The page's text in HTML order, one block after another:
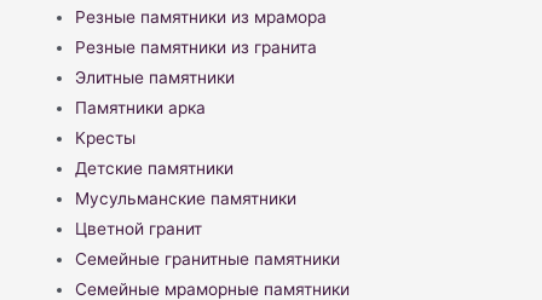
Резные памятники из мрамора
Резные памятники из гранита
Элитные памятники
Памятники арка
Кресты
Детские памятники
Мусульманские памятники
Цветной гранит
Семейные гранитные памятники
Семейные мраморные памятники